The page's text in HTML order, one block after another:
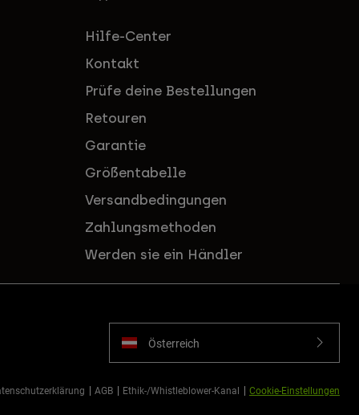
Hilfe-Center
Kontakt
Prüfe deine Bestellungen
Retouren
Garantie
Größentabelle
Versandbedingungen
Zahlungsmethoden
Werden sie ein Händler
Österreich
AGB Ethik-/Whistleblower-Kanal Cookie-Einstellungen